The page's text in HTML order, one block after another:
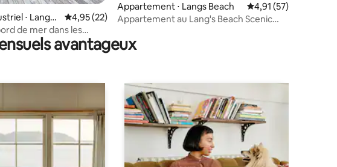
⋅ Langs
Évaluation moyenne sur la base de 22 commentaires : 4,95 sur 5
4,95 (22)
de mer dans les
Appartement ⋅ Langs Beach Évaluation moyenne
4,91 (57)
Appartement au Lang's Beach Scenic
avantageux